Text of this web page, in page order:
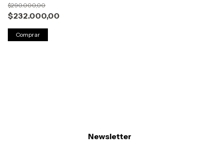
$232.000,00
$290.000,00
Comprar
Newsletter